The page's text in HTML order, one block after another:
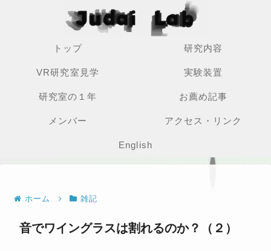
トップ 研究内容
VR研究室見学 実験装置
研究室の１年 お薦め記事
メンバー アクセス・リンク
English
ホーム 雑記
音でワイングラスは割れるのか？（２）